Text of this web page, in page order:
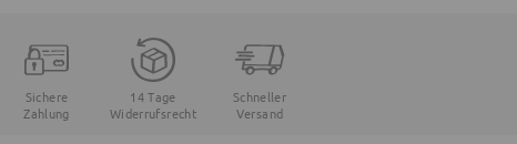
Sichere
Zahlung
14 Tage
Widerrufsrecht
Schneller
Versand